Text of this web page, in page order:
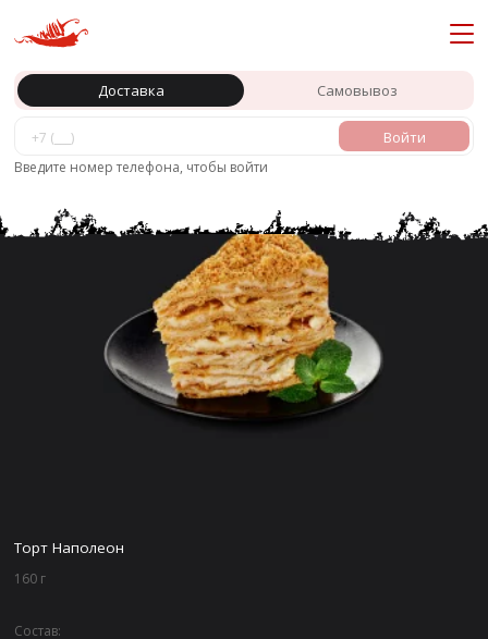
Доставка Самовывоз
Введите номер телефона, чтобы войти
Войти
Главная Десерты
Торт Наполеон
160 г
Состав: